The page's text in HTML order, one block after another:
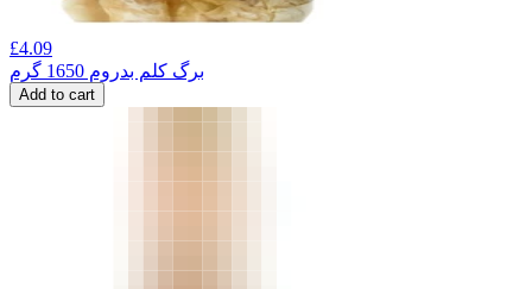
£4.09
برگ کلم بدروم 1650 گرم
Add to cart